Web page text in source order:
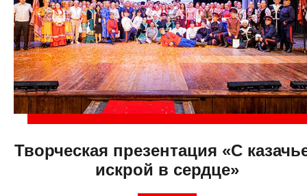
Творческая презентация «С
искрой в сердце»